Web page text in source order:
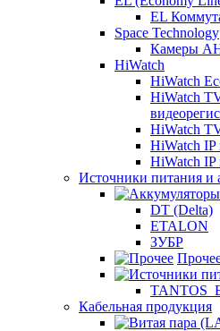
EL
Space Technology
Камеры
HiWatch
HiWatch
HiWatch
HiWatch
HiWatch IP
HiWatch IP
Источники питания и
DT (Delta)
ETALON
ЗУБР
Кабельная продукция